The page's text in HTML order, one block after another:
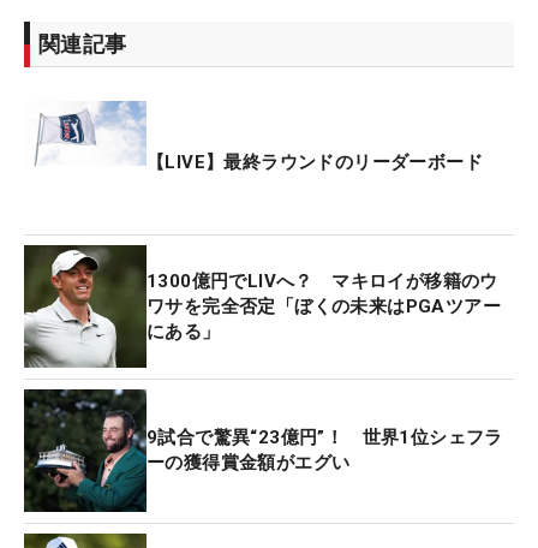
関連記事
【LIVE】最終ラウンドのリーダーボード
1300億円でLIVへ？ マキロイが移籍のウ
ワサを完全否定「ぼくの未来はPGAツアー
にある」
9試合で驚異“23億円”！ 世界1位シェフラ
ーの獲得賞金額がエグい